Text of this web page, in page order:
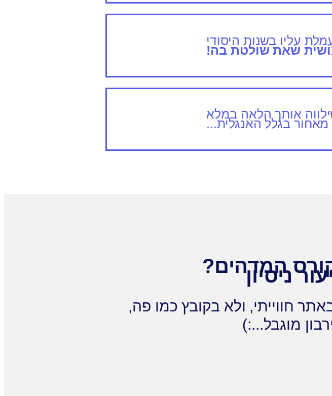
עליו בשנות היסודי
שאת שולטת בה!
אותך הלאה במלא
מאחור בגלל האנגלית...
המדהים?
ניסיון
חווייתי, ולא בקובץ כמו פה,
מוגבל...:)